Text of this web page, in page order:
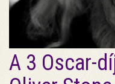
A 3 Oscar-